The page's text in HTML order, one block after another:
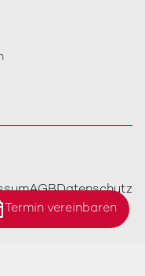
Termin vereinbaren
AGBDatenschutz